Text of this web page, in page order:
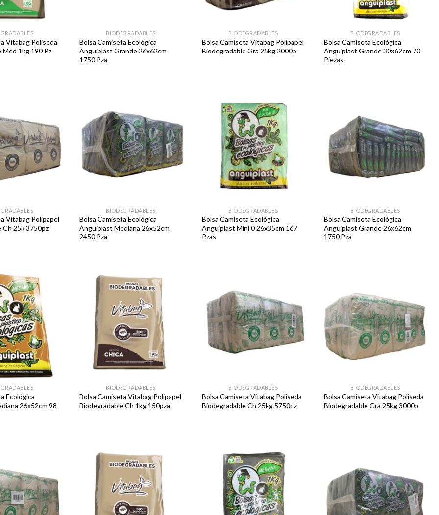
Vitabag Poliseda
Med 1kg 190 Pz
BIODEGRADABLES
Bolsa Camiseta Ecológica
Anguiplast Grande 26x62cm
1750 Pza
BIODEGRADABLES
Bolsa Camiseta Vitabag Polipapel
Biodegradable Gra 25kg 2000p
BIODEGRADABLES
Bolsa Camiseta Ecológica
Anguiplast Grande 30x62cm 70
Piezas
Favoritos
Vitabag Polipapel
Ch 25k 3750pz
Favoritos
BIODEGRADABLES
Bolsa Camiseta Ecológica
Anguiplast Mediana 26x52cm
2450 Pza
Favoritos
BIODEGRADABLES
Bolsa Camiseta Ecológica
Anguiplast Mini 0 26x35cm 167
Pzas
Favoritos
BIODEGRADABLES
Bolsa Camiseta Ecológica
Anguiplast Grande 26x62cm
1750 Pza
Favoritos
Ecológica
26x52cm 98
Favoritos
BIODEGRADABLES
Bolsa Camiseta Vitabag Polipapel
Biodegradable Ch 1kg 150pza
Favoritos
BIODEGRADABLES
Bolsa Camiseta Vitabag Poliseda
Biodegradable Ch 25kg 5750pz
Favoritos
BIODEGRADABLES
Bolsa Camiseta Vitabag Poliseda
Biodegradable Gra 25kg 3000p
Favoritos Favoritos Favoritos Favoritos